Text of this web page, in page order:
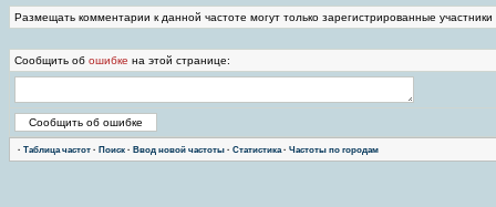
Размещать комментарии к данной частоте могут только зарегистрированные
Сообщить об ошибке на этой странице:
· Таблица частот · Поиск · Ввод новой частоты · Статистика· Частоты по городам